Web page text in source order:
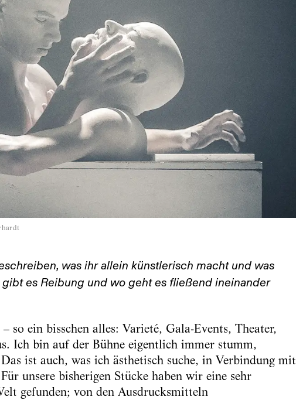
was ihr allein künstlerisch macht und was
es Reibung und wo geht es fließend ineinander
so ein bisschen alles: Varieté, Gala-Events, Theater,
Ich bin auf der Bühne eigentlich immer stumm,
ist auch, was ich ästhetisch suche, in Verbindung mit
unsere bisherigen Stücke haben wir eine sehr
gefunden; von den Ausdrucksmitteln